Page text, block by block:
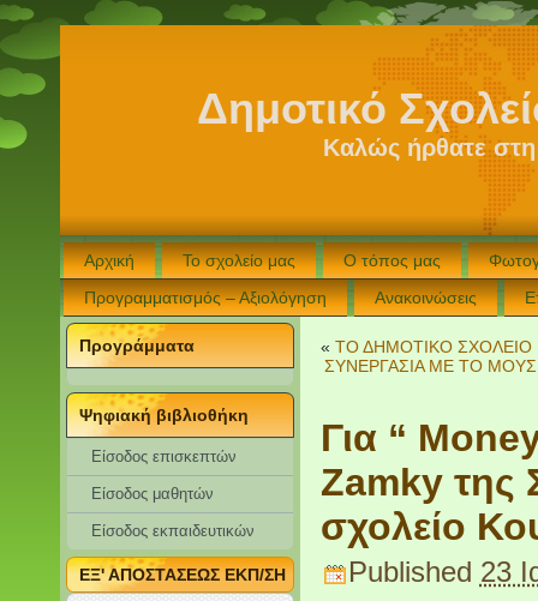
Δημοτικό
Καλώς ήρθατε
Αρχική Το σχολείο μας Ο τόπος μας
Προγραμματισμός – Αξιολόγηση
Ανακοινώσεις
Προγράμματα
Ψηφιακή βιβλιοθήκη
Είσοδος επισκεπτών
Eίσοδος μαθητών
Είσοδος εκπαιδευτικών
ΕΞ' ΑΠΟΣΤΑΣΕΩΣ ΕΚΠ/ΣΗ
« ΤΟ ΔΗΜΟΤΙΚΟ ΣΧΟΛΕΙΟ
ΣΥΝΕΡΓΑΣΙΑ ΜΕ ΤΟ
Για “
Zamky της
σχολείο
Published 23